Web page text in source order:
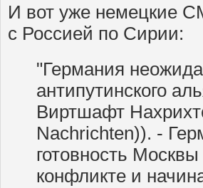
И вот уже немецкие
с Россией по Сирии:
"Германия
антипутинского
Виртшафт
Nachrichten)). -
готовность
конфликте и